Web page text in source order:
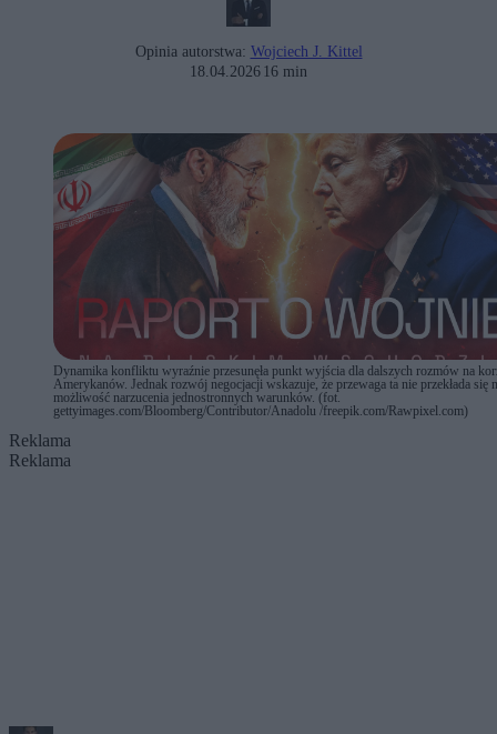
Opinia autorstwa: Wojciech J. Kittel
18.04.2026 16 min
Dynamika konfliktu wyraźnie przesunęła punkt wyjścia dla dalszych rozmów na
Amerykanów. Jednak rozwój negocjacji wskazuje, że przewaga ta nie przekłada się
możliwość narzucenia jednostronnych warunków. (fot.
gettyimages.com/Bloomberg/Contributor/Anadolu /freepik.com/Rawpixel.com)
Reklama
Reklama